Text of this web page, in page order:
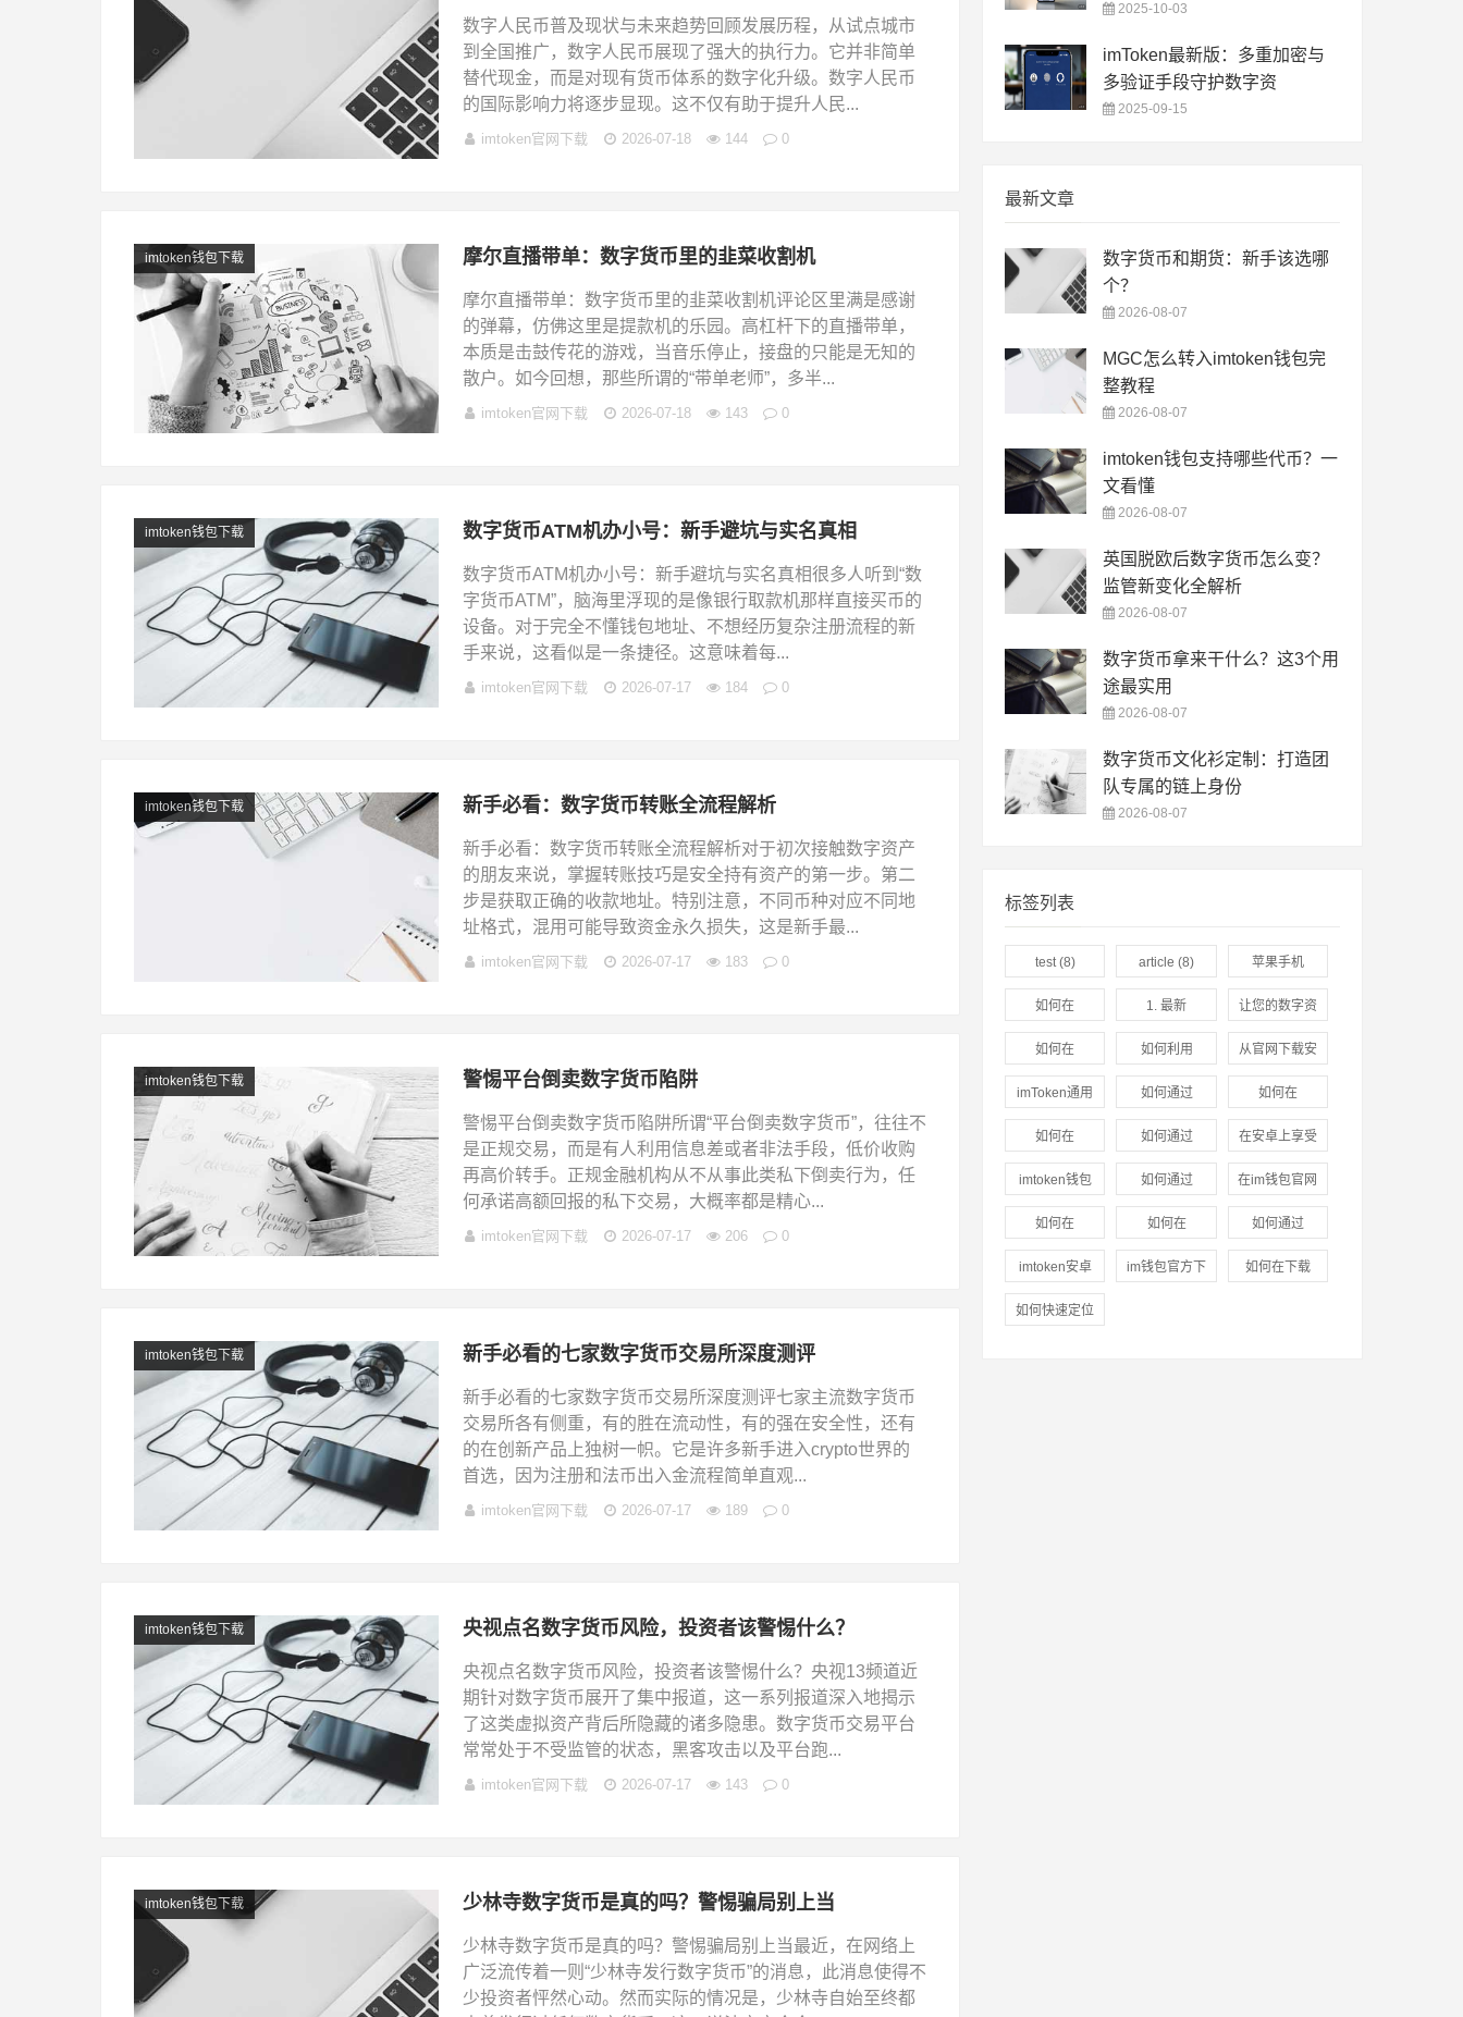
数字人民币普及现状与未来趋势回顾发展历程，从试点城市
到全国推广，数字人民币展现了强大的执行力。它并非简单
替代现金，而是对现有货币体系的数字化升级。数字人民币
的国际影响力将逐步显现。这不仅有助于提升人民...
imtoken官网下载 2026-07-18 144 0
imtoken钱包下载 摩尔直播带单：数字货币里的韭菜收割机
摩尔直播带单：数字货币里的韭菜收割机评论区里满是感谢
的弹幕，仿佛这里是提款机的乐园。高杠杆下的直播带单，
本质是击鼓传花的游戏，当音乐停止，接盘的只能是无知的
散户。如今回想，那些所谓的“带单老师”，多半...
imtoken官网下载 2026-07-18 143 0
imtoken钱包下载 数字货币ATM机办小号：新手避坑与实名真相
数字货币ATM机办小号：新手避坑与实名真相很多人听到“数
字货币ATM”，脑海里浮现的是像银行取款机那样直接买币的
设备。对于完全不懂钱包地址、不想经历复杂注册流程的新
手来说，这看似是一条捷径。这意味着每...
imtoken官网下载 2026-07-17 184 0
imtoken钱包下载 新手必看：数字货币转账全流程解析
新手必看：数字货币转账全流程解析对于初次接触数字资产
的朋友来说，掌握转账技巧是安全持有资产的第一步。第二
步是获取正确的收款地址。特别注意，不同币种对应不同地
址格式，混用可能导致资金永久损失，这是新手最...
imtoken官网下载 2026-07-17 183 0
imtoken钱包下载 警惕平台倒卖数字货币陷阱
警惕平台倒卖数字货币陷阱所谓“平台倒卖数字货币”，往往不
是正规交易，而是有人利用信息差或者非法手段，低价收购
再高价转手。正规金融机构从不从事此类私下倒卖行为，任
何承诺高额回报的私下交易，大概率都是精心...
imtoken官网下载 2026-07-17 206 0
imtoken钱包下载 新手必看的七家数字货币交易所深度测评
新手必看的七家数字货币交易所深度测评七家主流数字货币
交易所各有侧重，有的胜在流动性，有的强在安全性，还有
的在创新产品上独树一帜。它是许多新手进入crypto世界的
首选，因为注册和法币出入金流程简单直观...
imtoken官网下载 2026-07-17 189 0
imtoken钱包下载 央视点名数字货币风险，投资者该警惕什么？
央视点名数字货币风险，投资者该警惕什么？央视13频道近
期针对数字货币展开了集中报道，这一系列报道深入地揭示
了这类虚拟资产背后所隐藏的诸多隐患。数字货币交易平台
常常处于不受监管的状态，黑客攻击以及平台跑...
imtoken官网下载 2026-07-17 143 0
imtoken钱包下载 少林寺数字货币是真的吗？警惕骗局别上当
少林寺数字货币是真的吗？警惕骗局别上当最近，在网络上
广泛流传着一则“少林寺发行数字货币”的消息，此消息使得不
少投资者怦然心动。然而实际的情况是，少林寺自始至终都
2025-10-03
imToken最新版：多重加密与
多验证手段守护数字资
2025-09-15
最新文章
数字货币和期货：新手该选哪
个？
2026-08-07
MGC怎么转入imtoken钱包完
整教程
2026-08-07
imtoken钱包支持哪些代币？一
文看懂
2026-08-07
英国脱欧后数字货币怎么变？
监管新变化全解析
2026-08-07
数字货币拿来干什么？这3个用
途最实用
2026-08-07
数字货币文化衫定制：打造团
队专属的链上身份
2026-08-07
标签列表
test(8) article (8) 苹果手机
imToken最新
位指导(3)
如何在
imToken下载
场洞察能力？
(3)
1. 最新
imToken钱包
(3)
让您的数字资
产安全无忧(3)
如何在
imtoken钱包
提醒功能？(3)
如何利用
imToken官网
利分析(4)
从官网下载安
装im钱包后的
(3)
imToken通用
版的隐私管理
如何通过
imToken官网
信息(3)
如何在
imToken下载
动交易工具？
(3)
如何在
imToken官网
创造合作机
会？(3)
如何通过
imToken新地
任感？(3)
在安卓上享受
数字货币：
的下载指引(3)
imtoken钱包
官网的下载链
吗？(3)
如何通过
imtoken官网
投资学习？(3)
在im钱包官网
版中进行云计
(3)
如何在
imToken钱包
集市场信息？
如何在
imToken钱包
如何通过
imToken钱包
imtoken安卓
版下载全攻
im钱包官方下 如何在下载
如何快速定位